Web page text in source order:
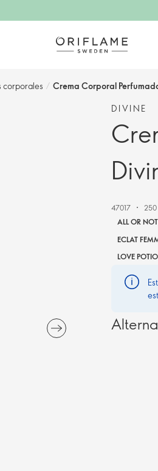
corporales / Crema Corporal
DIVINE
47017
250
ALL OR
ECLAT
LOVE